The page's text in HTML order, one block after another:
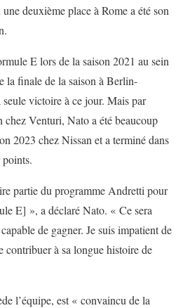
deuxième place à Rome a été son
E lors de la saison 2021 au sein
la finale de la saison à Berlin-
victoire à ce jour. Mais par
chez Venturi, Nato a été beaucoup
2023 chez Nissan et a terminé dans
partie du programme Andretti pour
E] », a déclaré Nato. « Ce sera
de gagner. Je suis impatient de
contribuer à sa longue histoire de
l’équipe, est « convaincu de la